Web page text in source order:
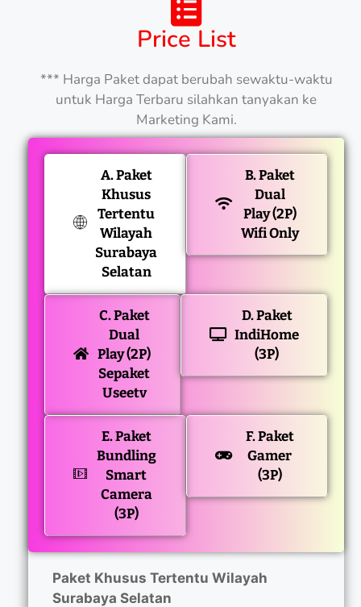
Price List
*** Harga Paket dapat berubah sewaktu-waktu
untuk Harga Terbaru silahkan tanyakan ke
Marketing Kami.
A. Paket
Khusus
Tertentu
Wilayah
Surabaya
Selatan
B. Paket
Dual
Play (2P)
Wifi Only
C. Paket
Dual
Play (2P)
Sepaket
Useetv
D. Paket
IndiHome
(3P)
E. Paket
Bundling
Smart
Camera
(3P)
F. Paket
Gamer
(3P)
Paket Khusus Tertentu Wilayah
Surabaya Selatan